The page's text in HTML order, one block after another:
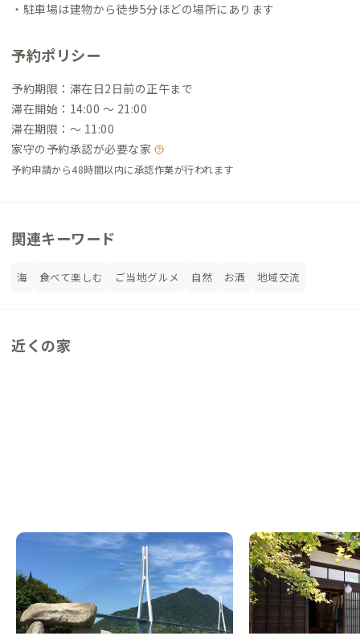
・駐車場は建物から徒歩5分ほどの場所にあります
予約ポリシー
予約期限：滞在日2日前の正午まで
滞在開始：14:00 〜 21:00
滞在期限：〜 11:00
家守の予約承認が必要な家
予約申請から48時間以内に承認作業が行われます
関連キーワード
海 食べて楽しむ ご当地グルメ 自然 お酒 地域交流
近くの家
大三島C邸
愛媛県
【しまなみ海道 多々羅大橋近く】島時間を
感じる古民家
この家からの距離 4km
佐島A邸
愛媛県 ゲストハウス
【港から徒歩2分】瀬
島で、人が集まる古
この家からの距離 17km